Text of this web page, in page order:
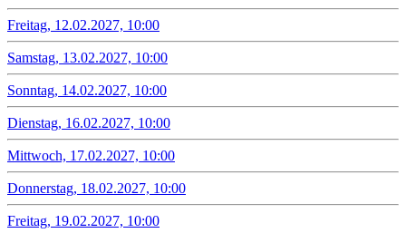
Freitag, 12.02.2027, 10:00
Samstag, 13.02.2027, 10:00
Sonntag, 14.02.2027, 10:00
Dienstag, 16.02.2027, 10:00
Mittwoch, 17.02.2027, 10:00
Donnerstag, 18.02.2027, 10:00
Freitag, 19.02.2027, 10:00